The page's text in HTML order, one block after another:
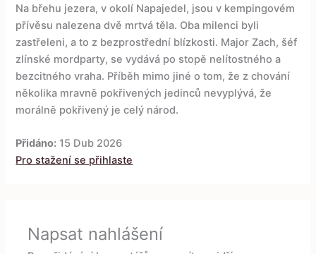
Na břehu jezera, v okolí Napajedel, jsou v kempingovém
přívěsu nalezena dvě mrtvá těla. Oba milenci byli
zastřeleni, a to z bezprostřední blízkosti. Major Zach, šéf
zlínské mordparty, se vydává po stopě nelítostného a
bezcitného vraha. Příběh mimo jiné o tom, že z chování
několika mravně pokřivených jedinců nevyplývá, že
morálně pokřivený je celý národ.
Přidáno: 15 Dub 2026
Pro stažení se přihlaste
Napsat nahlášení